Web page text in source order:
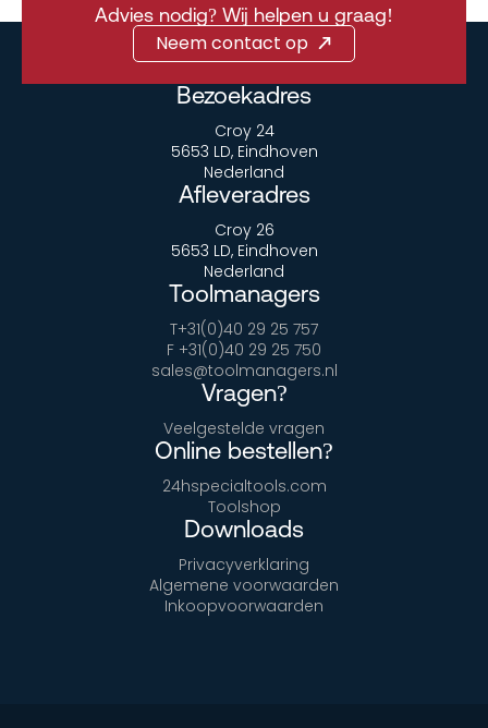
Advies nodig? Wij helpen u graag!
Neem contact op
Bezoekadres
Croy 24
5653 LD, Eindhoven
Nederland
Afleveradres
Croy 26
5653 LD, Eindhoven
Nederland
Toolmanagers
T+31(0)40 29 25 757
F +31(0)40 29 25 750
sales@toolmanagers.nl
Vragen?
Veelgestelde vragen
Online bestellen?
24hspecialtools.com
Toolshop
Downloads
Privacyverklaring
Algemene voorwaarden
Inkoopvoorwaarden